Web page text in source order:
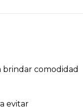
brindar comodidad
evitar